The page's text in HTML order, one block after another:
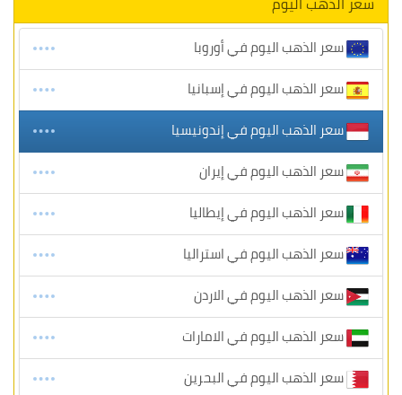
سعر الذهب اليوم في أوروبا
سعر الذهب اليوم في إسبانيا
سعر الذهب اليوم في إندونيسيا
سعر الذهب اليوم في إيران
سعر الذهب اليوم في إيطاليا
سعر الذهب اليوم في استراليا
سعر الذهب اليوم في الاردن
سعر الذهب اليوم في الامارات
سعر الذهب اليوم في البحرين